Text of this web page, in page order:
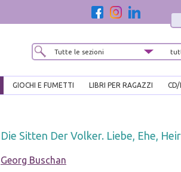
GIOCHI E FUMETTI LIBRI PER RAGAZZI
Die Sitten Der Volker. Liebe, Ehe,
Georg Buschan